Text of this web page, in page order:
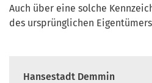
Auch über eine solche
des ursprünglichen
Hansestadt Demmin